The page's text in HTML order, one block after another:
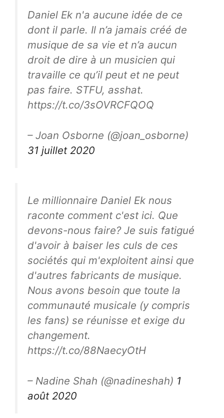
Daniel Ek n'a aucune idée de ce
dont il parle. Il n’a jamais créé de
musique de sa vie et n’a aucun
droit de dire à un musicien qui
travaille ce qu’il peut et ne peut
pas faire. STFU, asshat.
https://t.co/3sOVRCFQOQ
– Joan Osborne (@joan_osborne)
31 juillet 2020
Le millionnaire Daniel Ek nous
raconte comment c'est ici. Que
devons-nous faire? Je suis fatigué
d'avoir à baiser les culs de ces
sociétés qui m'exploitent ainsi que
d'autres fabricants de musique.
Nous avons besoin que toute la
communauté musicale (y compris
les fans) se réunisse et exige du
changement.
https://t.co/88NaecyOtH
– Nadine Shah (@nadineshah) 1
août 2020